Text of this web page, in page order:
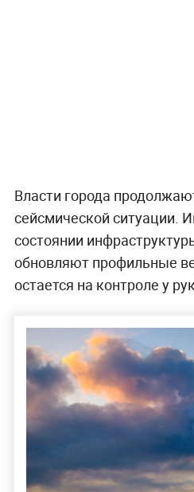
Власти города
сейсмической ситуации.
состоянии
обновляют профильные
остается на контроле у